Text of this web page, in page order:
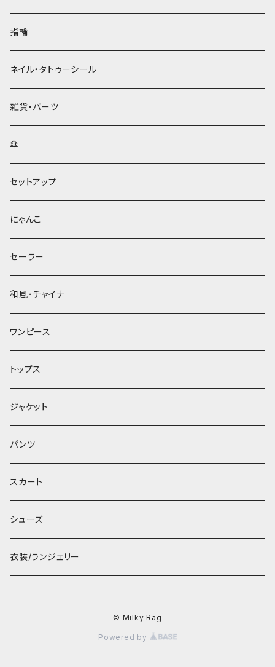
指輪
ネイル・タトゥーシール
雑貨・パーツ
傘
セットアップ
にゃんこ
セーラー
和風･チャイナ
ワンピース
トップス
ジャケット
パンツ
スカート
シューズ
衣装/ランジェリー
© Milky Rag
Powered by